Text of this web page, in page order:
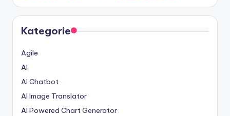
Kategorie
Agile
AI
AI Chatbot
AI Image Translator
AI Powered Chart Generator